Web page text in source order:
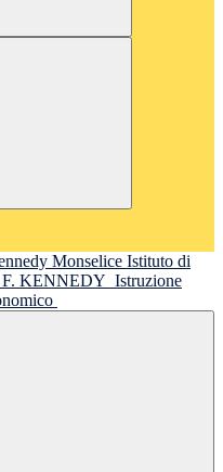
Istituto di
F. KENNEDY Istruzione